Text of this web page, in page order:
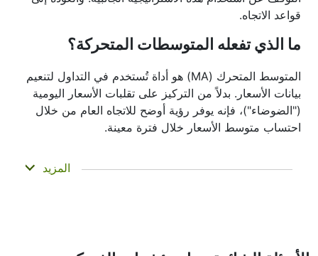
قواعد الاتجاه.
ما الذي تفعله المتوسطات المتحركة؟
المتوسط المتحرك (MA) هو أداة تُستخدم في التداول لتنعيم
بيانات الأسعار. بدلاً من التركيز على تقلبات الأسعار اليومية
("الضوضاء")، فإنه يوفر رؤية أوضح للاتجاه العام من خلال
احتساب متوسط الأسعار خلال فترة معينة.
لا يتنبأ المتوسط المتحرك بما ستفعله الأسعار لاحقاً —
المتحركة.
المزيد